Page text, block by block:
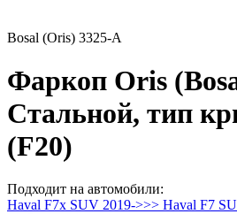
Bosal (Oris) 3325-A
Фаркоп Oris
Стальной, тип
(F20)
Подходит на автомобили:
Haval F7x SUV 2019->>> Haval F7